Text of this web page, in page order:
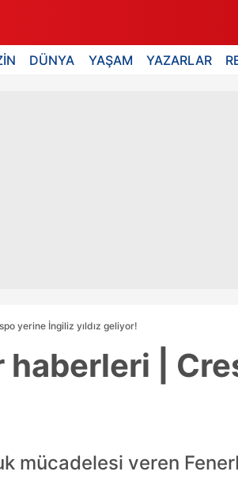
DÜNYA YAŞAM YAZARLAR
yerine İngiliz yıldız geliyor!
|
mücadelesi veren